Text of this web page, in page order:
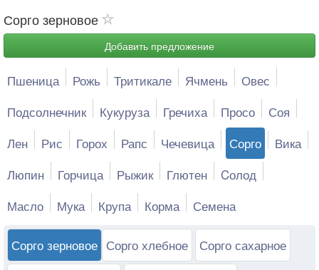
Сорго зерновое
Добавить предложение
Пшеница Рожь Тритикале Ячмень
Овес
Подсолнечник
Кукуруза Гречиха Просо
Соя
Лен
Рис Горох Рапс Чечевица Сорго
Вика
Люпин
Горчица Рыжик Глютен
Cолод
Масло
Мука Крупа Корма Семена
Сорго зерновое Сорго хлебное
Сорго сахарное